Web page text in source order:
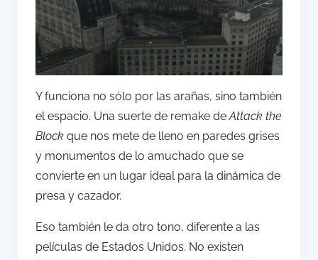
Y funciona no sólo por las arañas, sino también
el espacio. Una suerte de remake deAttack the
Block que nos mete de lleno en paredes grises
y monumentos de lo amuchado que se
convierte en un lugar ideal para la dinámica de
presa y cazador.
Eso también le da otro tono, diferente a las
películas de Estados Unidos. No existen